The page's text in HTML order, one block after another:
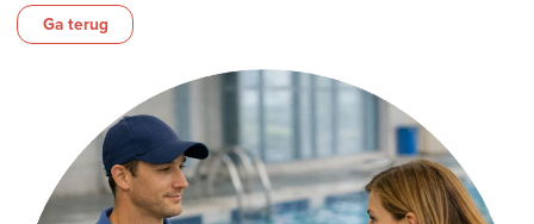
Ga terug